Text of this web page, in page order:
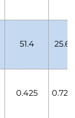
51.4 25.6
0.425 0.725